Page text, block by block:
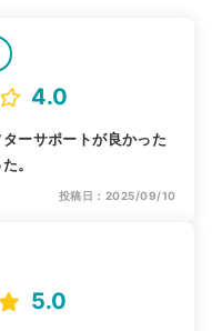
4.0
ーサポートが良かった
。
投稿日：2025/09/10
5.0